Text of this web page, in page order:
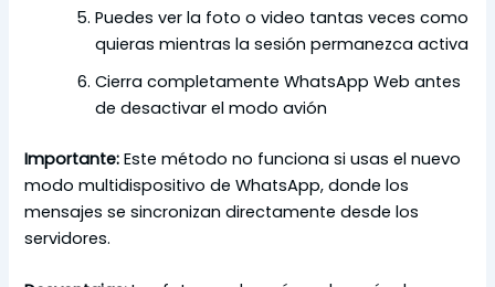
Puedes ver la foto o video tantas veces como
quieras mientras la sesión permanezca activa
Cierra completamente WhatsApp Web antes
de desactivar el modo avión
Importante: Este método no funciona si usas el nuevo
modo multidispositivo de WhatsApp, donde los
mensajes se sincronizan directamente desde los
servidores.